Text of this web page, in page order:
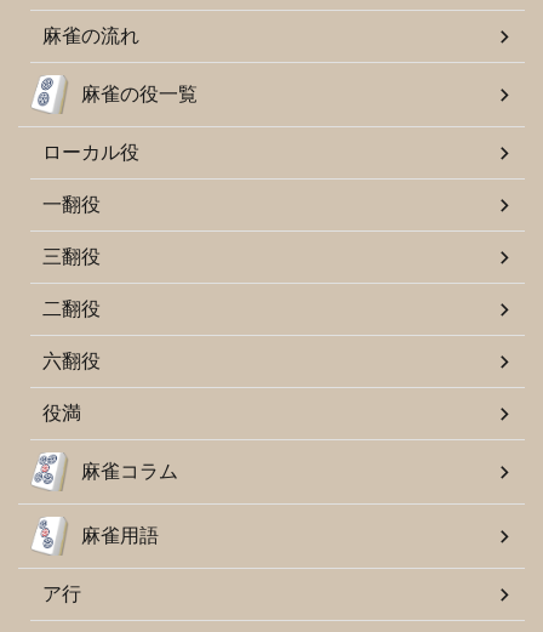
麻雀の流れ
麻雀の役一覧
ローカル役
一翻役
三翻役
二翻役
六翻役
役満
麻雀コラム
麻雀用語
ア行